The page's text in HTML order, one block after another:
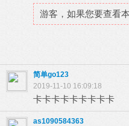
游客，如果您要查看
简单go123
2019-11-10 16:09:18
卡卡卡卡卡卡卡卡卡
as1090584363